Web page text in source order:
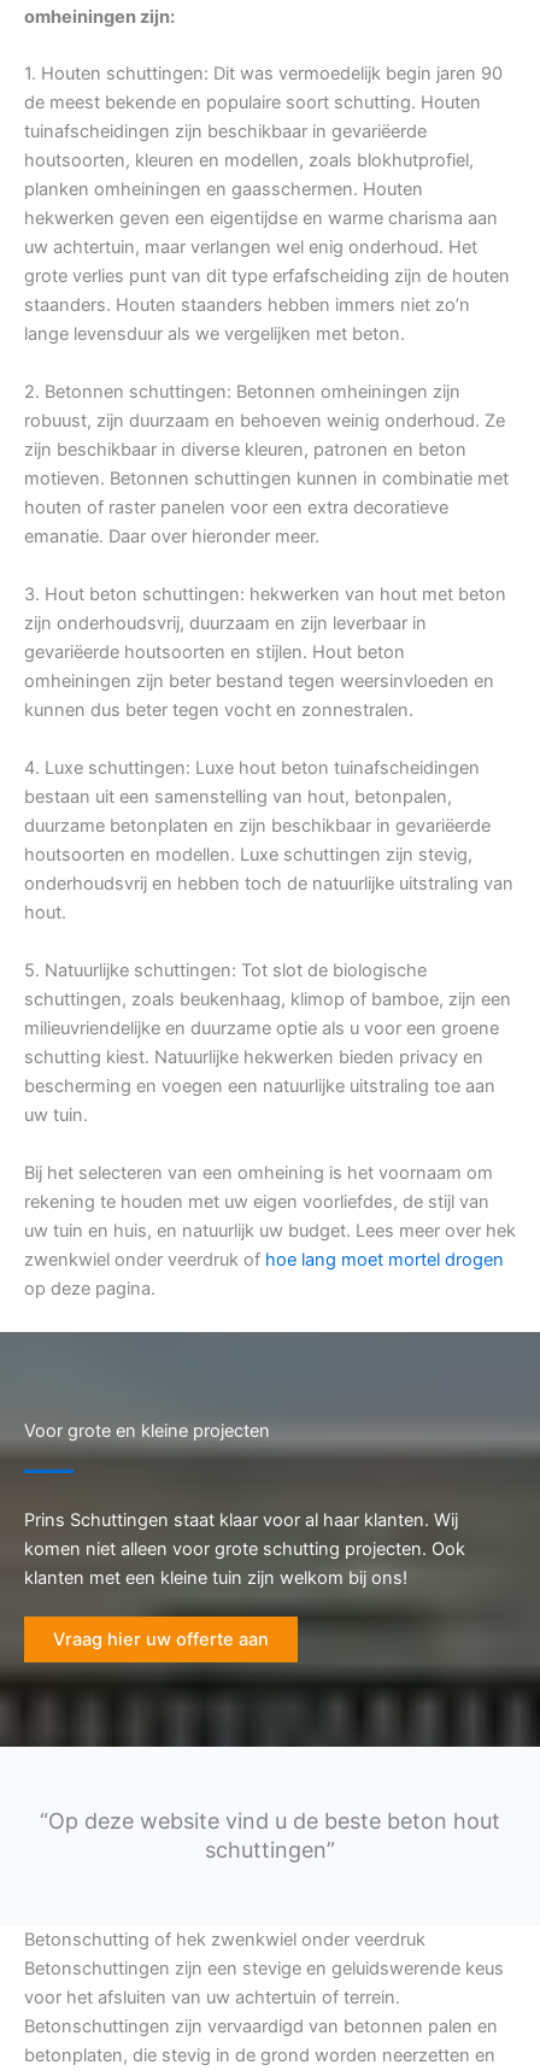
omheiningen zijn:
1. Houten schuttingen: Dit was vermoedelijk begin jaren 90
de meest bekende en populaire soort schutting. Houten
tuinafscheidingen zijn beschikbaar in gevariëerde
houtsoorten, kleuren en modellen, zoals blokhutprofiel,
planken omheiningen en gaasschermen. Houten
hekwerken geven een eigentijdse en warme charisma aan
uw achtertuin, maar verlangen wel enig onderhoud. Het
grote verlies punt van dit type erfafscheiding zijn de houten
staanders. Houten staanders hebben immers niet zo’n
lange levensduur als we vergelijken met beton.
2. Betonnen schuttingen: Betonnen omheiningen zijn
robuust, zijn duurzaam en behoeven weinig onderhoud. Ze
zijn beschikbaar in diverse kleuren, patronen en beton
motieven. Betonnen schuttingen kunnen in combinatie met
houten of raster panelen voor een extra decoratieve
emanatie. Daar over hieronder meer.
3. Hout beton schuttingen: hekwerken van hout met beton
zijn onderhoudsvrij, duurzaam en zijn leverbaar in
gevariëerde houtsoorten en stijlen. Hout beton
omheiningen zijn beter bestand tegen weersinvloeden en
kunnen dus beter tegen vocht en zonnestralen.
4. Luxe schuttingen: Luxe hout beton tuinafscheidingen
bestaan uit een samenstelling van hout, betonpalen,
duurzame betonplaten en zijn beschikbaar in gevariëerde
houtsoorten en modellen. Luxe schuttingen zijn stevig,
onderhoudsvrij en hebben toch de natuurlijke uitstraling van
hout.
5. Natuurlijke schuttingen: Tot slot de biologische
schuttingen, zoals beukenhaag, klimop of bamboe, zijn een
milieuvriendelijke en duurzame optie als u voor een groene
schutting kiest. Natuurlijke hekwerken bieden privacy en
bescherming en voegen een natuurlijke uitstraling toe aan
uw tuin.
Bij het selecteren van een omheining is het voornaam om
rekening te houden met uw eigen voorliefdes, de stijl van
uw tuin en huis, en natuurlijk uw budget. Lees meer over hek
zwenkwiel onder veerdruk of hoe lang moet mortel drogen
op deze pagina.
Voor grote en kleine projecten
Prins Schuttingen staat klaar voor al haar klanten. Wij
komen niet alleen voor grote schutting projecten. Ook
klanten met een kleine tuin zijn welkom bij ons!
Vraag hier uw offerte aan
“Op deze website vind u de beste beton hout
schuttingen”
Betonschutting of hek zwenkwiel onder veerdruk
Betonschuttingen zijn een stevige en geluidswerende keus
voor het afsluiten van uw achtertuin of terrein.
Betonschuttingen zijn vervaardigd van betonnen palen en
betonplaten, die stevig in de grond worden neerzetten en